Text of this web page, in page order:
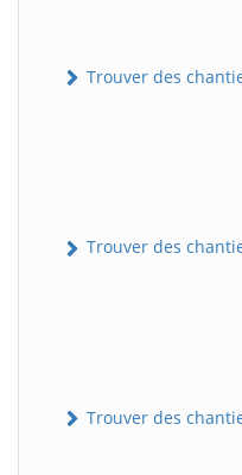
Trouver des
Trouver des
Trouver des